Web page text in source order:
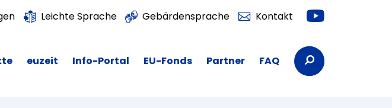
Leichte Sprache Gebärdensprache Kontakt Youtube
euzeit Info-Portal EU-Fonds Partner FAQ Suchbegriffe